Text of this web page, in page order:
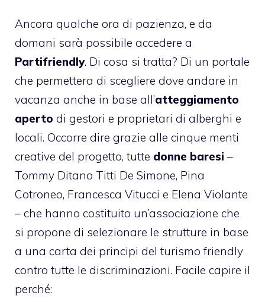
Ancora qualche ora di pazienza, e da
domani sarà possibile accedere a
Partifriendly. Di cosa si tratta? Di un portale
che permettera di scegliere dove andare in
vacanza anche in base all’atteggiamento
aperto di gestori e proprietari di alberghi e
locali. Occorre dire grazie alle cinque menti
creative del progetto, tutte donne baresi –
Tommy Ditano Titti De Simone, Pina
Cotroneo, Francesca Vitucci e Elena Violante
– che hanno costituito un’associazione che
si propone di selezionare le strutture in base
a una carta dei principi del turismo friendly
contro tutte le discriminazioni. Facile capire il
perché: